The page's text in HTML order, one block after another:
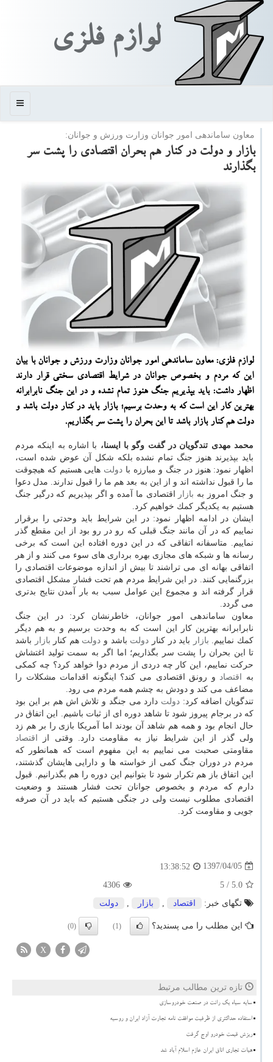
لوازم فلزی
منو
معاون ساماندهی امور جوانان وزارت ورزش و جوانان:
بازار و دولت در كنار هم بحران اقتصادی را پشت سر
بگذارند
لوازم فلزی: معاون ساماندهی امور جوانان وزارت ورزش و جوانان با بیان
این كه مردم و بخصوص جوانان در شرایط اقتصادی سختی قرار دارند
اظهار داشت: باید بپذیریم جنگ هنوز تمام نشده و در این جنگ نابرابرانه
بهترین كار این است كه به وحدت برسیم؛ بازار باید در كنار دولت باشد و
دولت هم كنار بازار باشد تا این بحران را پشت سر بگذاریم.
محمد مهدی تندگویان در گفت وگو با ایسنا، با اشاره به اینكه مردم
باید بپذیرند هنوز جنگ تمام نشده بلكه شكل آن عوض شده است،
اظهار نمود: هنوز در جنگ و مبارزه با دولت هایی هستیم كه هیچوقت
ما را قبول نداشته اند و از این به بعد هم ما را قبول ندارند. مدل دعوا
و جنگ امروز به بازار
اقتصادی ما آمده و اگر بپذیریم كه درگیر جنگ
هستیم به یكدیگر كمك خواهیم كرد.
ایشان در ادامه اظهار نمود: در این شرایط باید وحدتی را برقرار
نماییم كه در آن مانند جنگ قبلی كه رو در رو بود از این مقطع گذر
نماییم. متاسفانه اتفاقی كه در این دوره افتاده این است كه برخی
رسانه ها و شبكه های مجازی بهره برداری های سوء می كنند و از هر
اتفاقی بهانه ای می تراشند تا بیش از اندازه موضوعات اقتصادی را
بزرگنمایی كنند. در این شرایط مردم هم تحت فشار مشكل اقتصادی
قرار گرفته اند و مجموع این عوامل سبب به بار آمدن نتایج بدتری
می گردد.
معاون ساماندهی امور جوانان، خاطرنشان كرد: در این جنگ
نابرابرانه بهترین كار این است كه به وحدت برسیم و به هم دیگر
كمك نماییم. بازار باید در كنار دولت باشد و دولت هم كنار بازار
باشد
تا این بحران را پشت سر بگذاریم؛ اما اگر به سمت تولید اغتشاش
حركت نماییم، این كار چه دردی از مردم دوا خواهد كرد؟ چه كمكی
به
اقتصاد و رونق اقتصادی می كند؟ اینگونه اقدامات مشكلات را
مضاعف می كند و دودش به چشم همه مردم می رود.
تندگویان اضافه كرد:دولت دارد می جنگد و تلاش اش هم بر این بود
كه در برجام پیروز شود تا شاهد دوره ای از ثبات باشیم. این اتفاق در
حال انجام بود و همه هم شاهد آن بودند اما آمریكا بازی را بر هم زد
ولی گذر از این شرایط نیاز به مقاومت دارد. وقتی از
اقتصاد
مقاومتی صحبت می نماییم به این مفهوم است كه همانطور كه
مردم در دوران جنگ كمی از خواسته ها و دارایی هایشان گذشتند،
این اتفاق باز هم تكرار شود تا بتوانیم این دوره را هم بگذرانیم. قبول
دارم كه مردم و بخصوص جوانان تحت فشار هستند و وضعیت
اقتصادی مطلوب نیست ولی در جنگی هستیم كه باید در آن صرفه
جویی و مقاومت كرد.
1397/04/05
13:38:52
5.0
/ 5
4306
تگهای خبر:
اقتصاد , بازار , دولت
این مطلب را می پسندید؟ (1)
(0)
X
تازه ترین مطالب مرتبط
سایه سیاه یک رانت در صنعت خودروسازی
استفاده حداکثری از ظرفیت موافقت نامه تجارت آزاد ایران و روسیه
ریزش قیمت خودرو اوج گرفت
هیات تجاری اتاق ایران عازم اسلام آباد شد